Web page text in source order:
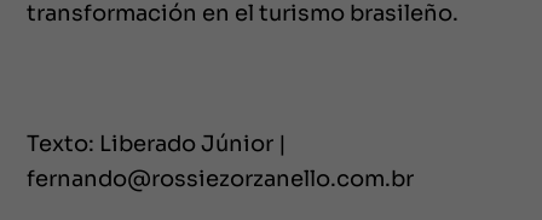
transformación en el turismo brasileño.
Texto: Liberado Júnior |
fernando@rossiezorzanello.com.br